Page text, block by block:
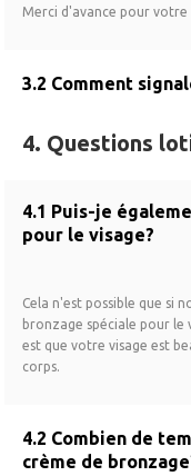
Merci d'avance pour
3.2 Comment
4. Questions
4.1 Puis-je
pour le visage?
Cela n'est possible que si
bronzage spéciale pour le
est que votre visage est
corps.
4.2 Combien de
crème de